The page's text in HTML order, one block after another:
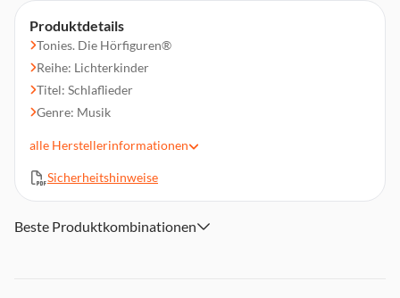
Produktdetails
Tonies. Die Hörfiguren®
Reihe: Lichterkinder
Titel: Schlaflieder
Genre: Musik
Magnethaftend, handbemalt, integrierter NFC-Chip
Material: Kunststoff
Achtung. Nicht für Kinder unter 36 Monaten geeignet.
alle Herstellerinformationen
Sicherheitshinweise
Beste Produktkombinationen